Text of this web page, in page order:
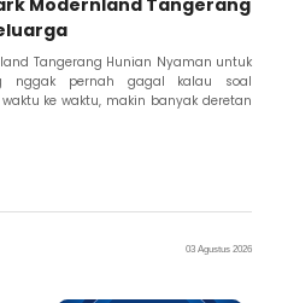
Modernland Tangerang
Tangerang Hunian Nyaman untuk
nggak pernah gagal kalau soal
ke waktu, makin banyak deretan
03 Agustus 2026